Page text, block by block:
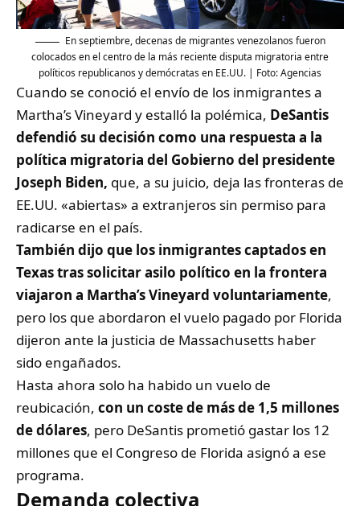
En septiembre, decenas de migrantes venezolanos fueron
colocados en el centro de la más reciente disputa migratoria entre
políticos republicanos y demócratas en EE.UU. | Foto: Agencias
Cuando se conoció el envío de los inmigrantes a
Martha’s Vineyard y estalló la polémica, DeSantis
defendió su decisión como una respuesta a la
política migratoria del Gobierno del presidente
Joseph Biden, que, a su juicio, deja las fronteras de
EE.UU. «abiertas» a extranjeros sin permiso para
radicarse en el país.
También dijo que los inmigrantes captados en
Texas tras solicitar asilo político en la frontera
viajaron a Martha’s Vineyard voluntariamente,
pero los que abordaron el vuelo pagado por Florida
dijeron ante la justicia de Massachusetts haber
sido engañados.
Hasta ahora solo ha habido un vuelo de
reubicación, con un coste de más de 1,5 millones
de dólares, pero DeSantis prometió gastar los 12
millones que el Congreso de Florida asignó a ese
programa.
Demanda colectiva